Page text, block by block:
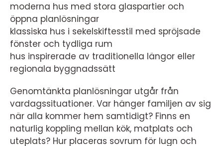
moderna hus med stora glaspartier och
öppna planlösningar
klassiska hus i sekelskiftesstil med spröjsade
fönster och tydliga rum
hus inspirerade av traditionella längor eller
regionala byggnadssätt
Genomtänkta planlösningar utgår från
vardagssituationer. Var hänger familjen av sig
när alla kommer hem samtidigt? Finns en
naturlig koppling mellan kök, matplats och
uteplats? Hur placeras sovrum för lugn och